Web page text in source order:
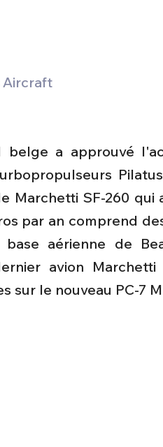
Aircraft
belge a approuvé
Marchetti SF-260
par an comprend
aérienne de
avion
sur le nouveau PC-7